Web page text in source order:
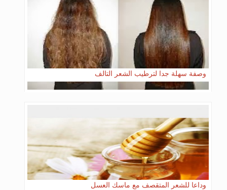
وصفة سهلة جدا لترطيب الشعر التالف
وداعا للشعر المتقصف مع ماسك العسل